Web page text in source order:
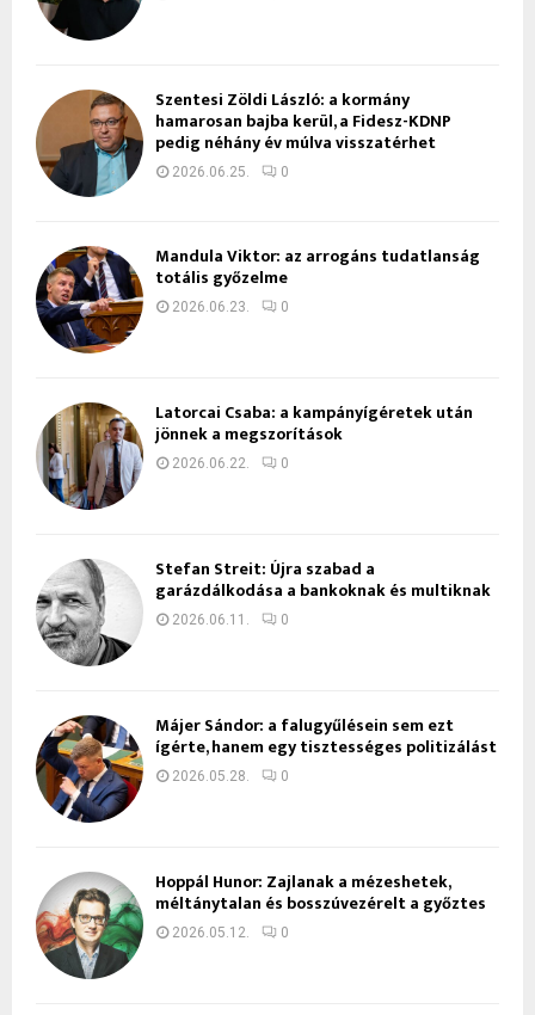
Szentesi Zöldi László: a kormány
hamarosan bajba kerül, a Fidesz-KDNP
pedig néhány év múlva visszatérhet
2026.06.25. 0
Mandula Viktor: az arrogáns tudatlanság
totális győzelme
2026.06.23. 0
Latorcai Csaba: a kampányígéretek után
jönnek a megszorítások
2026.06.22. 0
Stefan Streit: Újra szabad a
garázdálkodása a bankoknak és multiknak
2026.06.11. 0
Májer Sándor: a falugyűlésein sem ezt
ígérte, hanem egy tisztességes politizálást
2026.05.28. 0
Hoppál Hunor: Zajlanak a mézeshetek,
méltánytalan és bosszúvezérelt a győztes
2026.05.12. 0